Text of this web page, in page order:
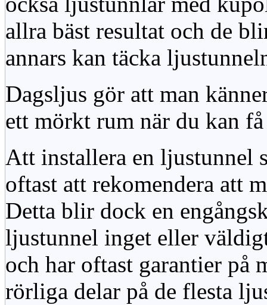
allra bäst resultat och de
annars kan täcka
Dagsljus gör att man
ett mörkt rum när du kan
Att installera en ljustunnel
oftast att rekomendera att
Detta blir dock en
ljustunnel inget eller
och har oftast garantier på
rörliga delar på de flesta